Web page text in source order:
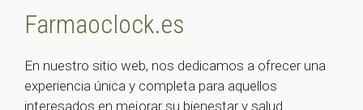
Farmaoclock.es
En nuestro sitio web, nos dedicamos a ofrecer una
experiencia única y completa para aquellos
interesados en mejorar su bienestar y salud.